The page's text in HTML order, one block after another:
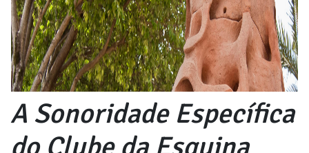
A Sonoridade Específica